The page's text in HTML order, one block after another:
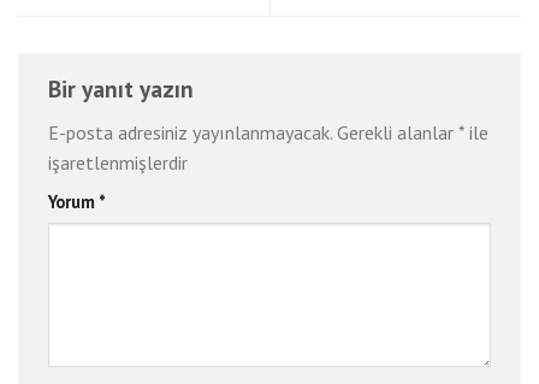
Bir yanıt yazın
E-posta adresiniz yayınlanmayacak. Gerekli alanlar * ile
işaretlenmişlerdir
Yorum *